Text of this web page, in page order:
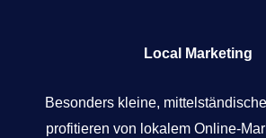
Local Marketing
Besonders kleine,
profitieren von lokalem Online-